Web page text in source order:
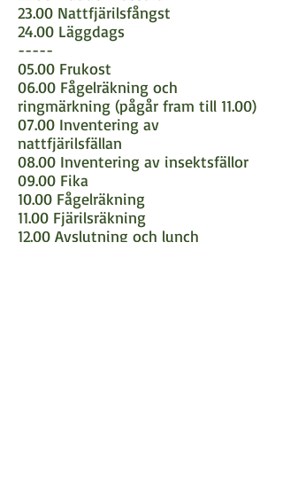
23.00 Nattfjärilsfångst
24.00 Läggdags
-----
05.00 Frukost
06.00 Fågelräkning och
ringmärkning (pågår fram till 11.00)
07.00 Inventering av
nattfjärilsfällan
08.00 Inventering av insektsfällor
09.00 Fika
10.00 Fågelräkning
11.00 Fjärilsräkning
12.00 Avslutning och lunch